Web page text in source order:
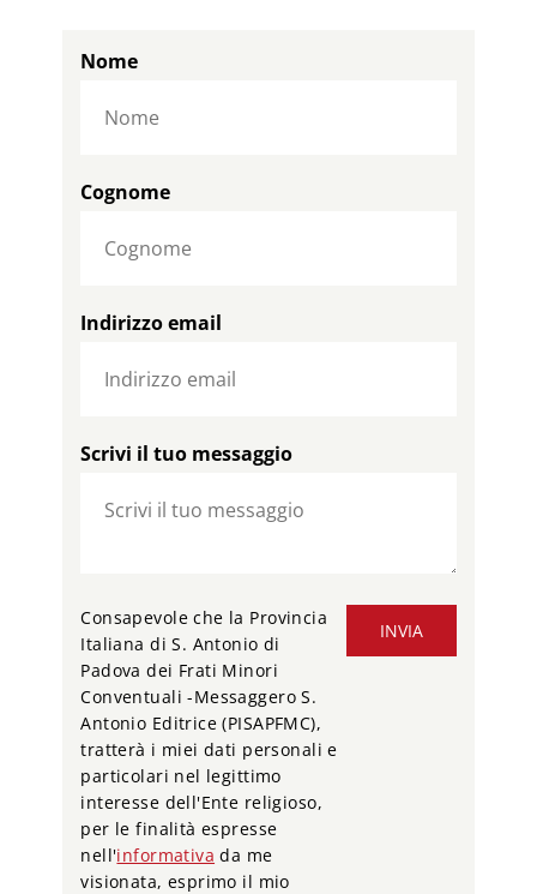
Nome
Cognome
Indirizzo email
Scrivi il tuo messaggio
INVIA
Consapevole che la Provincia
Italiana di S. Antonio di
Padova dei Frati Minori
Conventuali -Messaggero S.
Antonio Editrice (PISAPFMC),
tratterà i miei dati personali e
particolari nel legittimo
interesse dell'Ente religioso,
per le finalità espresse
nell'informativa da me
visionata, esprimo il mio